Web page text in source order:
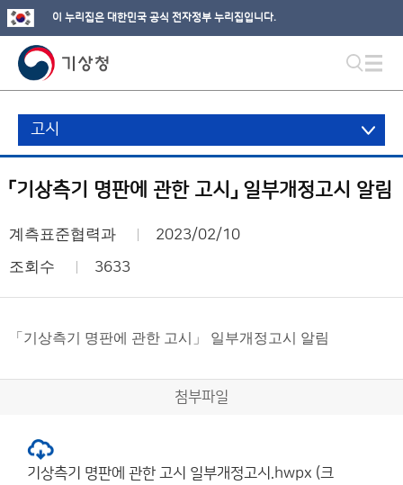
이 누리집은 대한민국 공식 전자정부 누리집입니다.
고시
「기상측기 명판에 관한 고시」 일부개정고시 알림
계측표준협력과 2023/02/10
조회수 3633
「기상측기 명판에 관한 고시」 일부개정고시 알림
첨부파일
기상측기 명판에 관한 고시 일부개정고시.hwpx (크